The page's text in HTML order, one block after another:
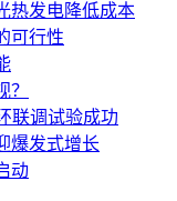
热发电降低成本
可行性
联调试验成功
爆发式增长
动